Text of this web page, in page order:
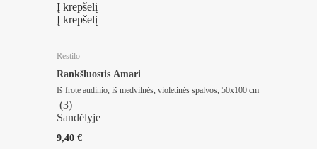
Į krepšelį
Į krepšelį
Restilo
Rankšluostis Amari
Iš frote audinio, iš medvilnės, violetinės spalvos, 50x100 cm
(3)
Sandėlyje
9,40 €